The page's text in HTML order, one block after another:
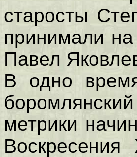
старосты
принимали
Павел
В одно
метрики
Воскресения